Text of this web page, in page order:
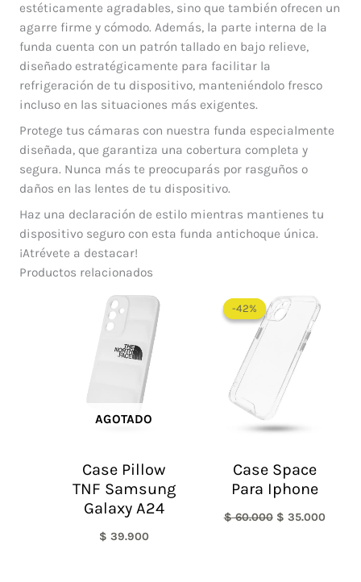
estéticamente agradables, sino que también ofrecen un
agarre firme y cómodo. Además, la parte interna de la
funda cuenta con un patrón tallado en bajo relieve,
diseñado estratégicamente para facilitar la
refrigeración de tu dispositivo, manteniéndolo fresco
incluso en las situaciones más exigentes.
Protege tus cámaras con nuestra funda especialmente
diseñada, que garantiza una cobertura completa y
segura. Nunca más te preocuparás por rasguños o
daños en las lentes de tu dispositivo.
Haz una declaración de estilo mientras mantienes tu
dispositivo seguro con esta funda antichoque única.
¡Atrévete a destacar!
Productos relacionados
AGOTADO
Case Pillow
TNF Samsung
Galaxy A24
$ 39.900
-42%
-42%
Case Space
Para Iphone
$60.000
precio
original
$ 60.000.
$ 35.000